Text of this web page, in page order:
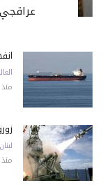
منذ 8 أيام
لبنان
منذ 7 أيام